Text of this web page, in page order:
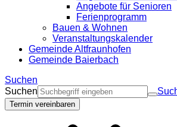
Angebote für Senioren
Ferienprogramm
Bauen & Wohnen
Veranstaltungskalender
Gemeinde Altfraunhofen
Gemeinde Baierbach
Suchen
Suchen
Termin vereinbaren